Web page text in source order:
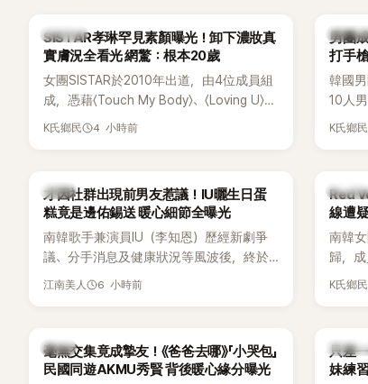
K-POP
SISTAR孝琳罕見素顏曝光！卸下濃妝真
實膚況全看光 網驚：根本20歲
女團SISTAR於2010年出道，由4位成員組
成，憑藉〈Touch My Body〉、〈Loving U〉、
〈Shake It〉等一連串夏日神曲紅遍亞洲，獲
的孝琳，近日在社群分享與「排球女王」金軟
景聚餐的日常，不僅展現兩人多年不變的
好交情，她幾乎素顏入鏡的真實模樣，也
意外掀起網友熱議。
K氏鄉民 4 小時前
K-POP
男團
打手
韓國
10人
成度
力。
K氏鄉民
韓星
才因社群出現前男友惹議！IU曬生日蛋
糕竟是邊佑錫送 暖心細節全曝光
南韓歌手兼演員IU（李知恩）歷經新劇爭
議、分手消息及健康狀況等風波後，終於
睽違3個月更新社群平台，一口氣曬出20
尖網友發現暗藏玄機，在韓網引發兩波討
論。
江南美人 6 小時前
K-POP
Red
線遭
南韓
歸，
論。
K氏鄉民
韓星
毫無交集竟成摯友！《爸爸去哪》「小哭包」
民國同遊AKMU秀賢 背後暖心緣分曝光
K-POP
只差
妹練